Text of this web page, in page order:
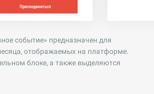
событие» предназначен для
отображаемых на платформе.
блоке, а также выделяются